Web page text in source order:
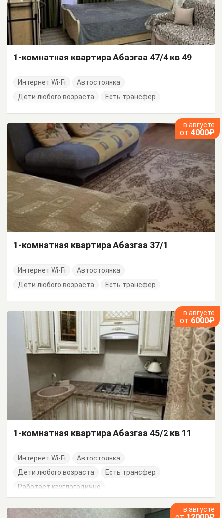
1-комнатная квартира Абазгаа 47/4 кв 49
Интернет Wi-Fi
Автостоянка
Дети любого возраста
Есть трансфер
в августе
от 4000₽
1-комнатная квартира Абазгаа 37/1
Интернет Wi-Fi
Автостоянка
Дети любого возраста
Есть трансфер
в августе
от 6000₽
1-комнатная квартира Абазгаа 45/2 кв 11
Интернет Wi-Fi
Автостоянка
Дети любого возраста
Есть трансфер
Работает круглогодично
в августе